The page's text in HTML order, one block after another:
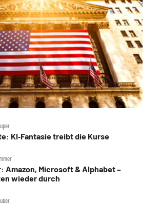
KI‑Fantasie treibt die Kurse
Amazon, Microsoft & Alphabet –
wieder durch